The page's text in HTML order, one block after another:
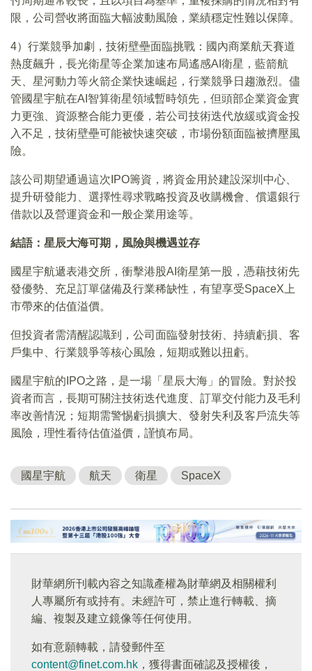
限，公司營收將面臨大幅波動風險，業績穩定性難以保障。
4）行業競爭加劇，技術壁壘面臨挑戰：國內商業航天賽道
熱度飆升，長光衛星等企業加速布局遙感AI衛星，藍箭航
天、星河動力等火箭企業快速崛起，行業競爭日趨激烈。儘
管國星宇航在AI智算衛星領域暫時領先，但頭部企業資金實
力更強、資源整合能力更優，若公司技術迭代放緩或資金投
入不足，技術壁壘可能被快速突破，市場份額面臨被擠壓風
險。
該公司期望通過這次IPO籌資，將資金用於建設深圳中心、
提升研發能力、選擇性尋求戰略投資及收購機會、償還銀行
借款以及營運資金和一般企業用途等。
結語：星辰大海可期，風險與機遇並存
國星宇航遞表港交所，衝擊港股AI衛星第一股，憑藉技術先
發優勢、充足訂單儲備及行業稀缺性，有望享受SpaceX上
市帶來的估值溢價。
但投資者需清醒認識到，公司面臨發射技術、持續虧損、客
戶集中、行業競爭等核心風險，短期或難以扭虧。
國星宇航的IPO之路，是一場「星辰大海」的冒險。對於投
資者而言，長期可關注技術迭代進度、訂單交付能力及毛利
率改善情況；短期需警惕虧損擴大、發射失利及客戶流失等
風險，理性看待估值溢價，謹慎布局。
國星宇航 航天 衛星 SpaceX
財華網所刊載內容之知識產權為財華網及相關權利
人專屬所有或持有。未經許可，禁止進行轉載、摘
編、複製及建立鏡像等任何使用。
如有意願轉載，請發郵件至
content@finet.com.hk ，獲得書面確認及授權後，